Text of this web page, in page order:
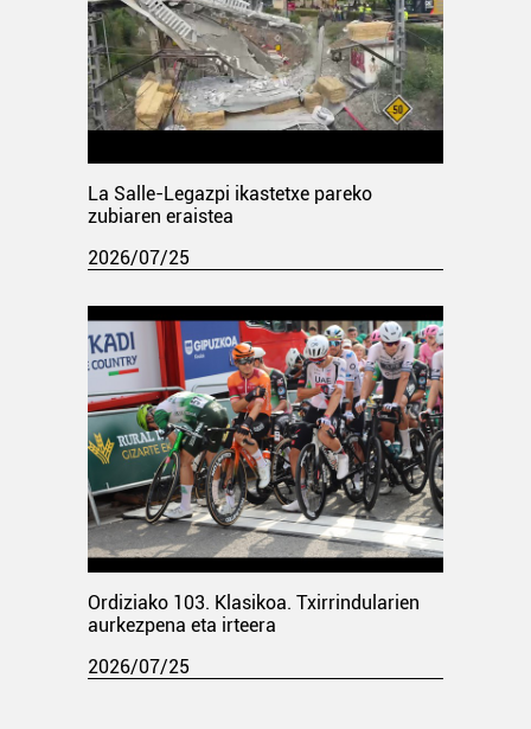
La Salle-Legazpi ikastetxe pareko
zubiaren eraistea
2026/07/25
Ordiziako 103. Klasikoa. Txirrindularien
aurkezpena eta irteera
2026/07/25